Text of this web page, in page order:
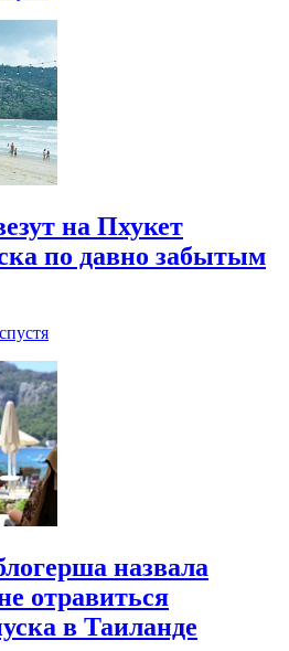
на Пхукет
по давно забытым
назвала
отравиться
в Таиланде